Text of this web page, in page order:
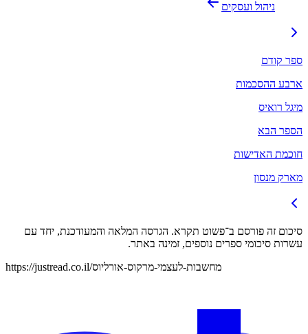
ניהול ועסקים
ספר קודם
ארבע ההסכמות
מיגל רואיס
הספר הבא
חוכמת האדישות
מארק מנסון
סיכום זה פורסם ב־פשוט תקרא. הגרסה המלאה והמעודכנת, יחד עם
עשרות סיכומי ספרים נוספים, זמינה באתר.
https://justread.co.il/מחשבות-לעצמי-מרקוס-אורליוס